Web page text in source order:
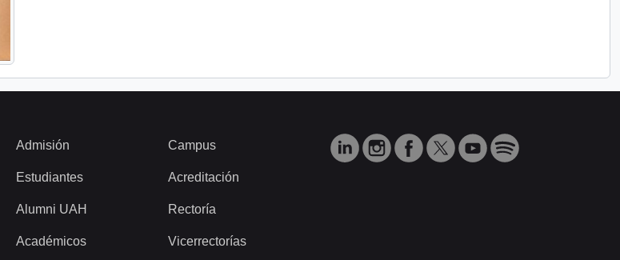
Admisión
Estudiantes
Alumni UAH
Académicos
Campus
Acreditación
Rectoría
Vicerrectorías